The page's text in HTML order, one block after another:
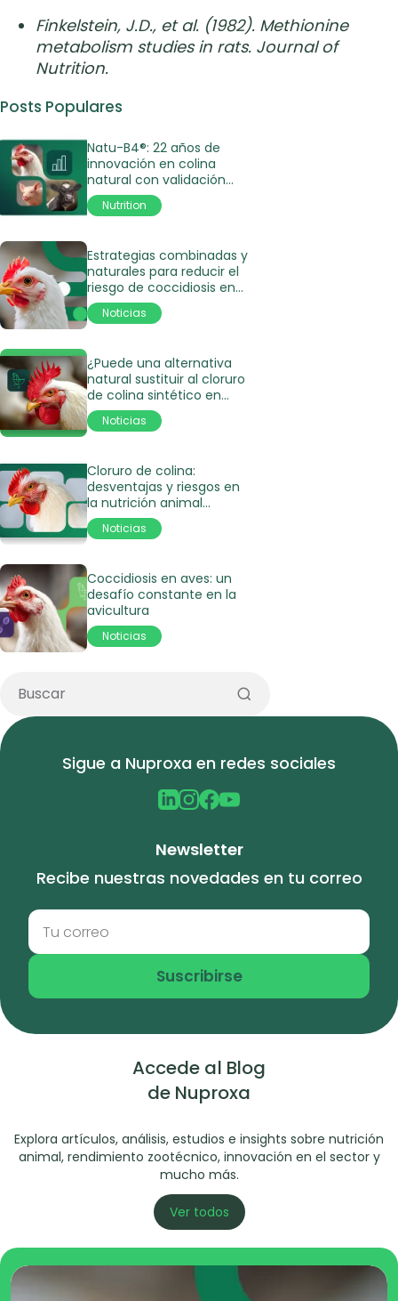
Finkelstein, J.D., et al. (1982). Methionine
metabolism studies in rats. Journal of
Nutrition.
Posts Populares
Natu-B4®: 22 años de
innovación en colina
natural con validación
científica
Nutrition
Estrategias combinadas y
naturales para reducir el
riesgo de coccidiosis en
aves
Noticias
¿Puede una alternativa
natural sustituir al cloruro
de colina sintético en
pollos de engorde?
Noticias
Cloruro de colina:
desventajas y riesgos en
la nutrición animal
moderna
Noticias
Coccidiosis en aves: un
desafío constante en la
avicultura
Noticias
Sigue a Nuproxa en redes sociales
Newsletter
Recibe nuestras novedades en tu correo
Suscribirse
Accede al Blog
de Nuproxa
Explora artículos, análisis, estudios e insights sobre nutrición
animal, rendimiento zootécnico, innovación en el sector y
mucho más.
Ver todos